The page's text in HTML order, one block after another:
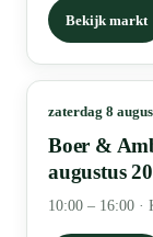
Bekijk markt
zaterdag 8
Boer &
augustus
10:00 – 16:00 ·